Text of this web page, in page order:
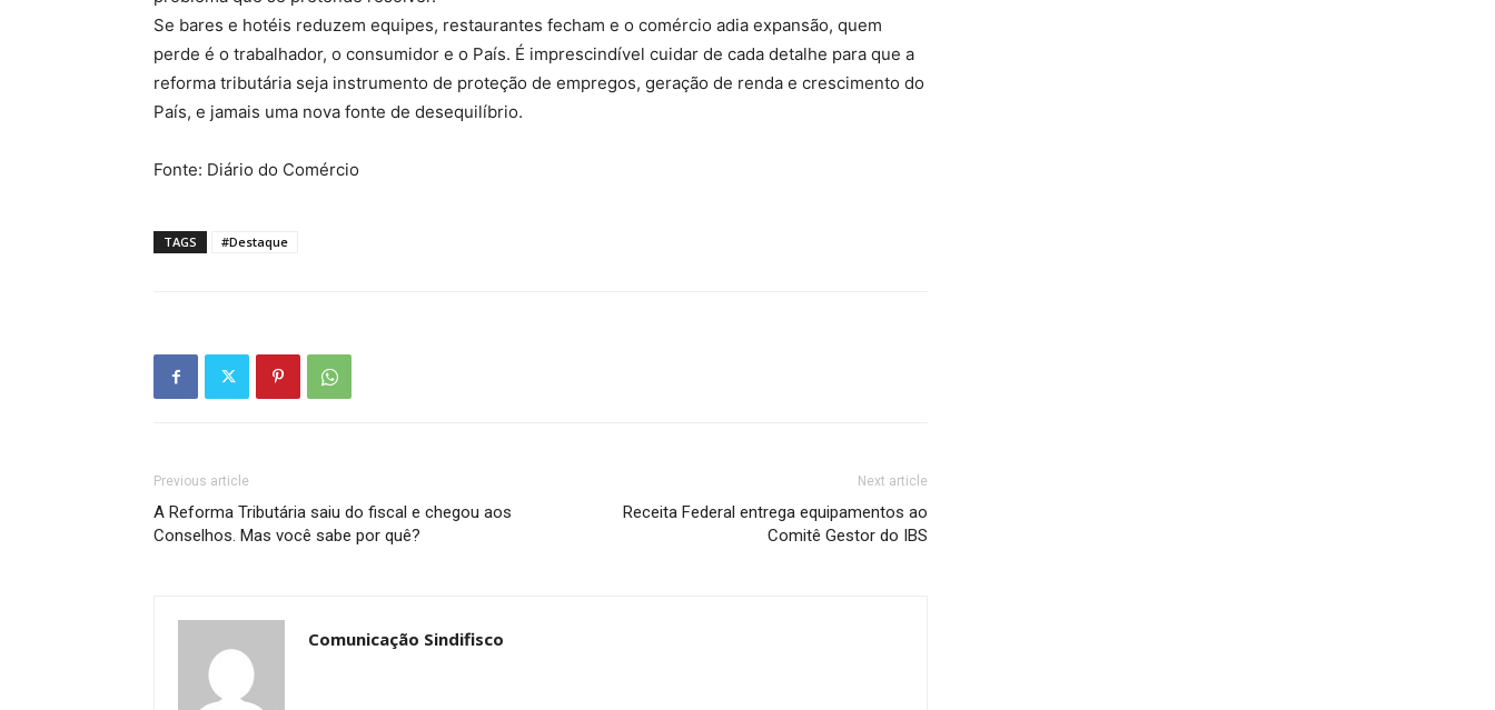
Se bares e hotéis reduzem equipes, restaurantes fecham e o comércio adia expansão, quem
perde é o trabalhador, o consumidor e o País. É imprescindível cuidar de cada detalhe para que a
reforma tributária seja instrumento de proteção de empregos, geração de renda e crescimento do
País, e jamais uma nova fonte de desequilíbrio.
Fonte: Diário do Comércio
TAGS #Destaque
Previous article
A Reforma Tributária saiu do fiscal e chegou aos
Conselhos. Mas você sabe por quê?
Next article
Receita Federal entrega equipamentos ao
Comitê Gestor do IBS
Comunicação Sindifisco